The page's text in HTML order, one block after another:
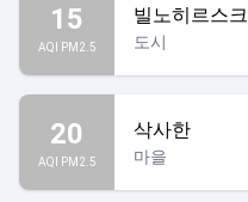
15
AQI PM2.5
빌노히르스크
도시
20
AQI PM2.5
삭사한
마을